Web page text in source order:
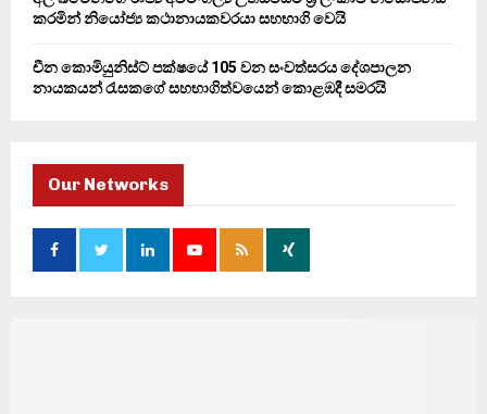
කරමින් නියෝජ්‍ය කථානායකවරයා සහභාගි වෙයි
චීන කොමියුනිස්ට් පක්ෂයේ 105 වන සංවත්සරය දේශපාලන
නායකයන් රැසකගේ සහභාගිත්වයෙන් කොළඹදී සමරයි
Our Networks